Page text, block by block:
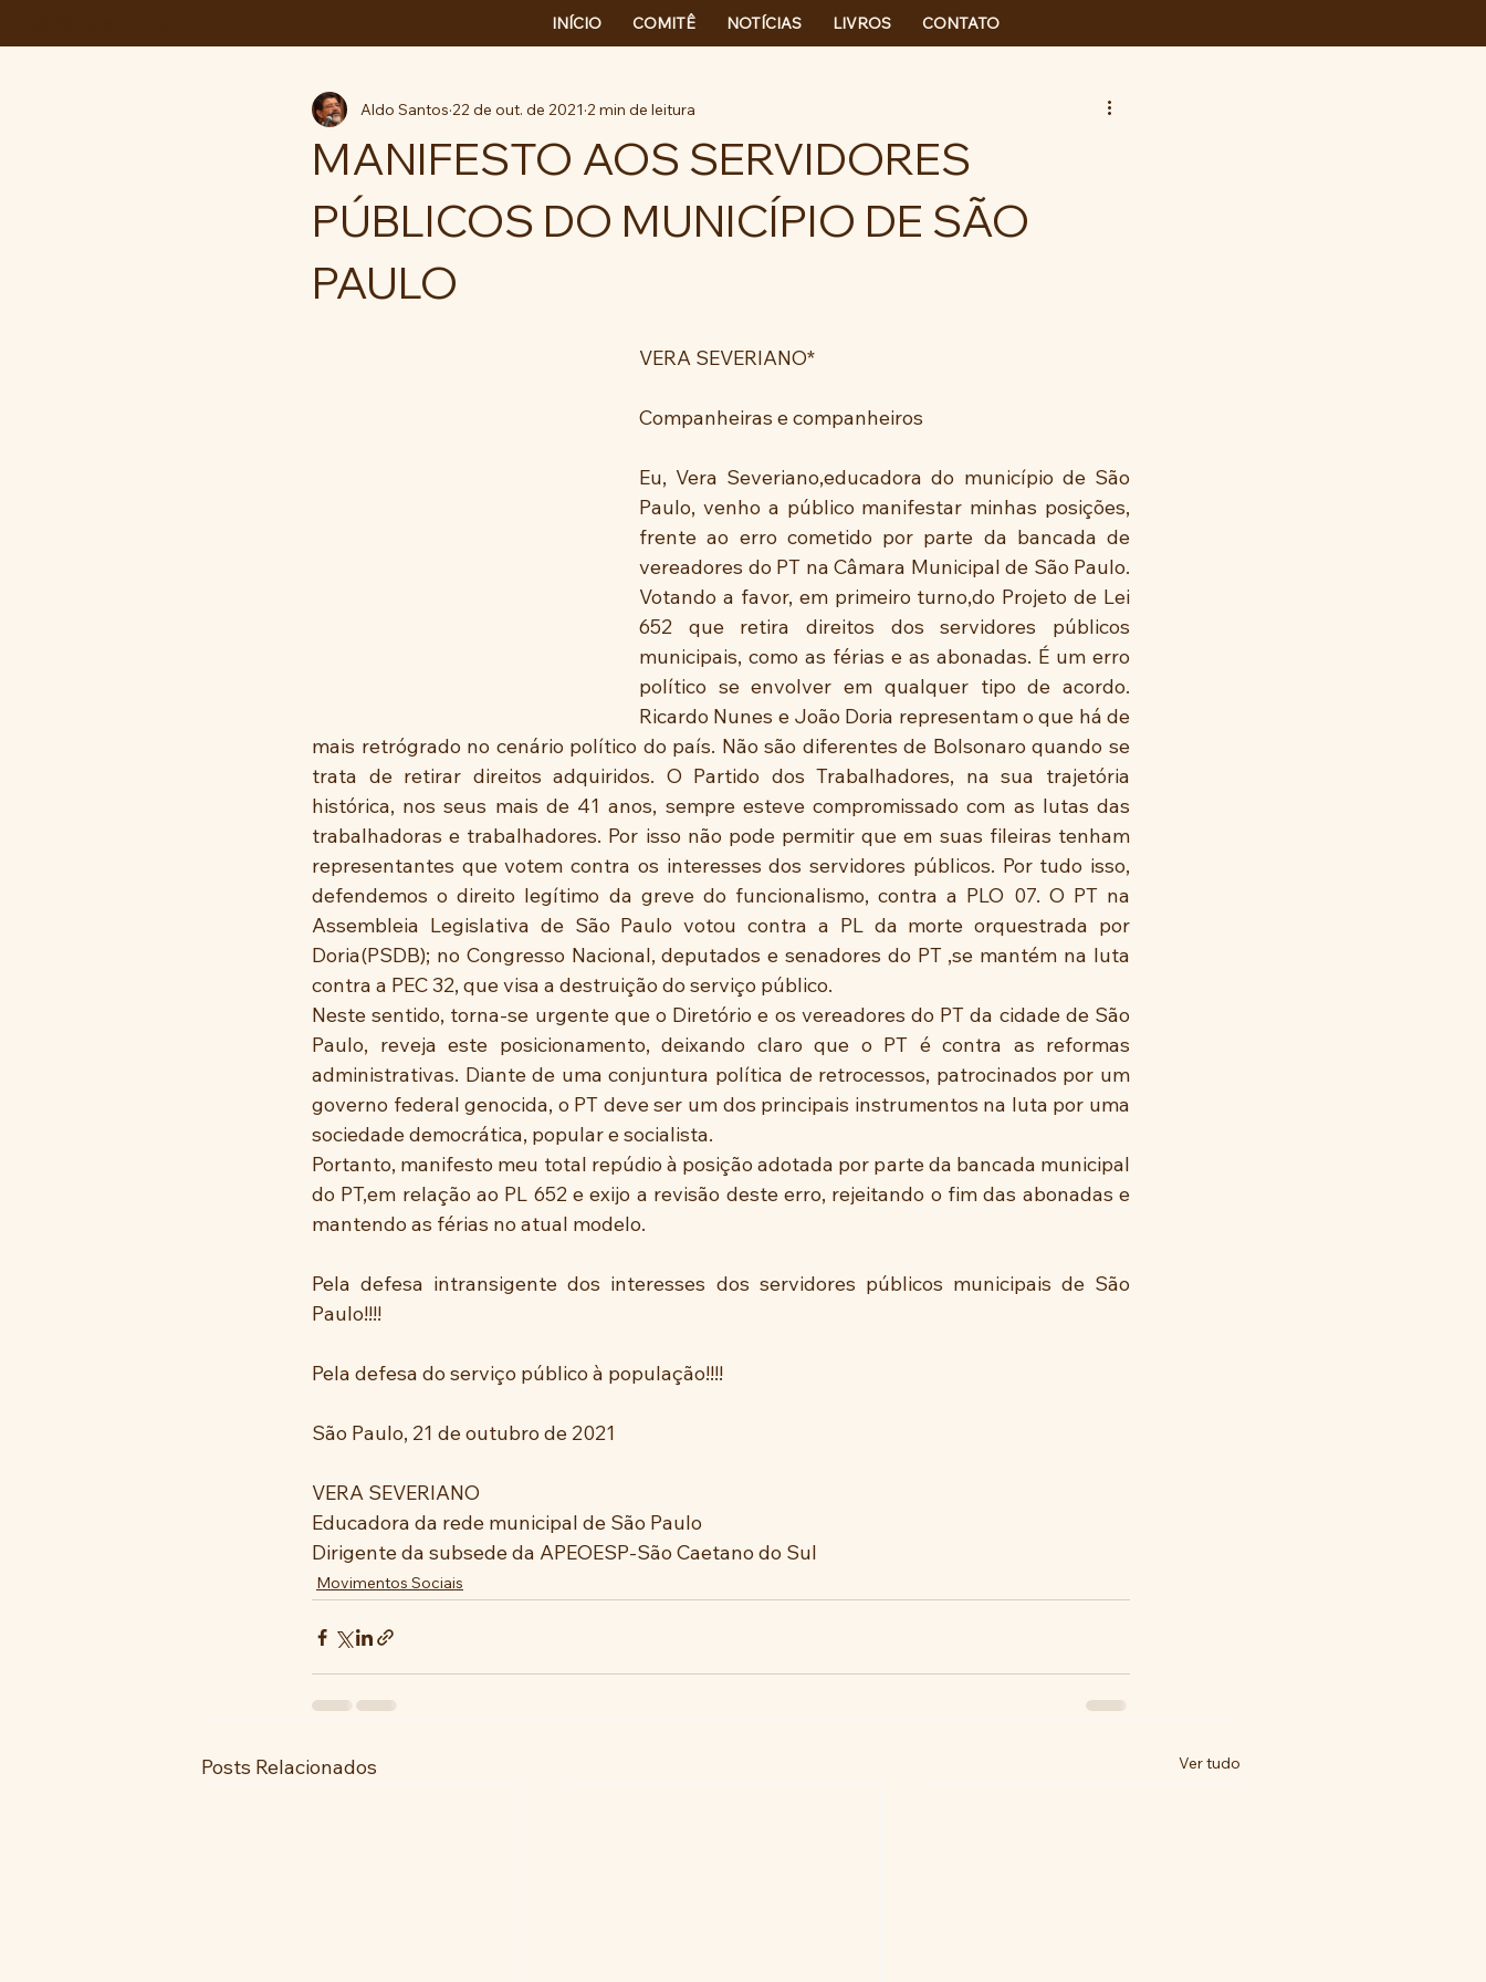
INÍCIO COMITÊ NOTÍCIAS LIVROS CONTATO
MANIFESTO AOS SERVIDORES
PÚBLICOS DO MUNICÍPIO DE SÃO
PAULO
Aldo Santos 22 de out. de 2021 2 min de leitura
VERA SEVERIANO*
Companheiras e companheiros
Eu, Vera Severiano,educadora do município de São
Paulo, venho a público manifestar minhas posições,
frente ao erro cometido por parte da bancada de
vereadores do PT na Câmara Municipal de São Paulo.
Votando a favor, em primeiro turno,do Projeto de Lei
652 que retira direitos dos servidores públicos
municipais, como as férias e as abonadas. É um erro
político se envolver em qualquer tipo de acordo.
Ricardo Nunes e João Doria representam o que há de
mais retrógrado no cenário político do país. Não são diferentes de Bolsonaro quando se
trata de retirar direitos adquiridos. O Partido dos Trabalhadores, na sua trajetória
histórica, nos seus mais de 41 anos, sempre esteve compromissado com as lutas das
trabalhadoras e trabalhadores. Por isso não pode permitir que em suas fileiras tenham
representantes que votem contra os interesses dos servidores públicos. Por tudo isso,
defendemos o direito legítimo da greve do funcionalismo, contra a PLO 07. O PT na
Assembleia Legislativa de São Paulo votou contra a PL da morte orquestrada por
Doria(PSDB); no Congresso Nacional, deputados e senadores do PT ,se mantém na luta
contra a PEC 32, que visa a destruição do serviço público.
Neste sentido, torna-se urgente que o Diretório e os vereadores do PT da cidade de São
Paulo, reveja este posicionamento, deixando claro que o PT é contra as reformas
administrativas. Diante de uma conjuntura política de retrocessos, patrocinados por um
governo federal genocida, o PT deve ser um dos principais instrumentos na luta por uma
sociedade democrática, popular e socialista.
Portanto, manifesto meu total repúdio à posição adotada por parte da bancada municipal
do PT,em relação ao PL 652 e exijo a revisão deste erro, rejeitando o fim das abonadas e
mantendo as férias no atual modelo.
Pela defesa intransigente dos interesses dos servidores públicos municipais de São
Paulo!!!!
Pela defesa do serviço público à população!!!!
São Paulo, 21 de outubro de 2021
VERA SEVERIANO
Educadora da rede municipal de São Paulo
Dirigente da subsede da APEOESP-São Caetano do Sul
Movimentos Sociais
Posts Relacionados Ver tudo